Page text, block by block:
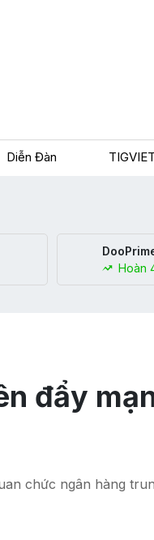
Diễn Đàn
Hoàn
đẩy
chức ngân hàng